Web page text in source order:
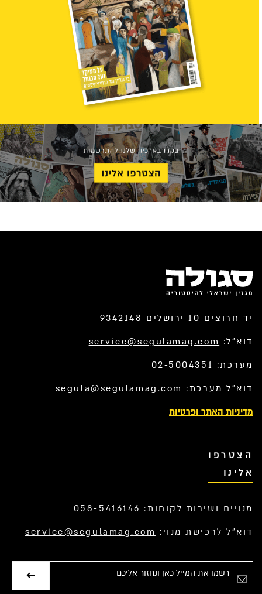
יד חרוצים 10 ירושלים 9342148
דוא”ל: service@segulamag.com
מערכת: 02-5004351
דוא”ל מערכת: segula@segulamag.com
מדיניות האתר ופרטיות
הצטרפו
אלינו
מנויים ושירות לקוחות: 058-5416146
דוא”ל לרכישת מנוי: service@segulamag.com
אימייל